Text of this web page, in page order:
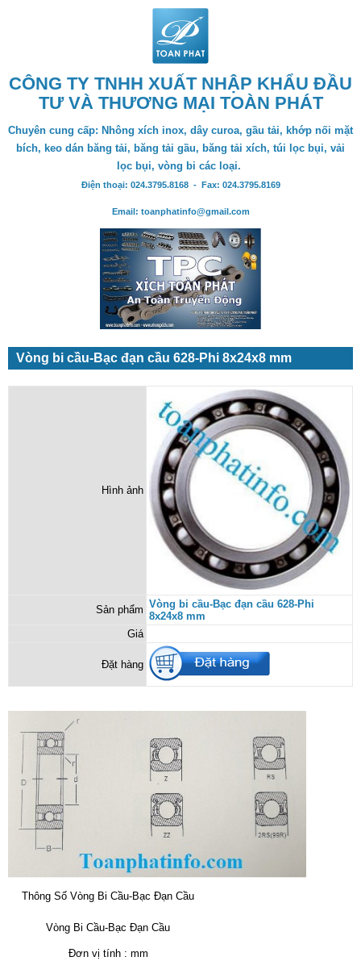
CÔNG TY TNHH XUẤT NHẬP KHẨU ĐẦU
TƯ VÀ THƯƠNG MẠI TOÀN PHÁT
Chuyên cung cấp: Nhông xích inox, dây curoa, gầu tải, khớp nối mặt
bích, keo dán băng tải, băng tải gầu, băng tải xích, túi lọc bụi, vải
lọc bụi, vòng bi các loại.
Điện thoại: 024.3795.8168 - Fax: 024.3795.8169
Email: toanphatinfo@gmail.com
Vòng bi cầu-Bạc đạn cầu 628-Phi 8x24x8 mm
Hình ảnh
Sản phẩm Vòng bi cầu-Bạc đạn cầu 628-Phi
8x24x8 mm
Giá
Đặt hàng
Thông Số Vòng Bi Cầu-Bạc Đạn Cầu
Vòng Bi Cầu-Bạc Đạn Cầu
Đơn vị tính : mm